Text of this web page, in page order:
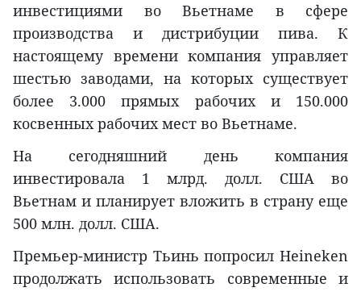
инвестициями во Вьетнаме в сфере
производства и дистрибуции пива. К
настоящему времени компания управляет
шестью заводами, на которых существует
более 3.000 прямых рабочих и 150.000
косвенных рабочих мест во Вьетнаме.
На сегодняшний день компания
инвестировала 1 млрд. долл. США во
Вьетнам и планирует вложить в страну еще
500 млн. долл. США.
Премьер-министр Тьинь попросил Heineken
продолжать использовать современные и